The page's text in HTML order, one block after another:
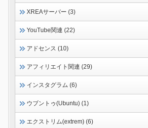
XREAサーバー (3)
YouTube関連 (22)
アドセンス (10)
アフィリエイト関連 (29)
インスタグラム (6)
ウブントゥ(Ubuntu) (1)
エクストリム(extrem) (6)